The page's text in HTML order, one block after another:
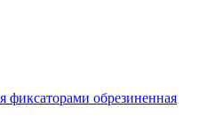
фиксаторами обрезиненная